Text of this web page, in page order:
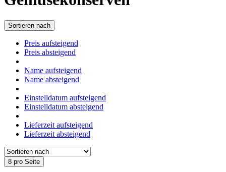
Sortieren nach
Preis aufsteigend
Preis absteigend
Name aufsteigend
Name absteigend
Einstelldatum aufsteigend
Einstelldatum absteigend
Lieferzeit aufsteigend
Lieferzeit absteigend
8 pro Seite